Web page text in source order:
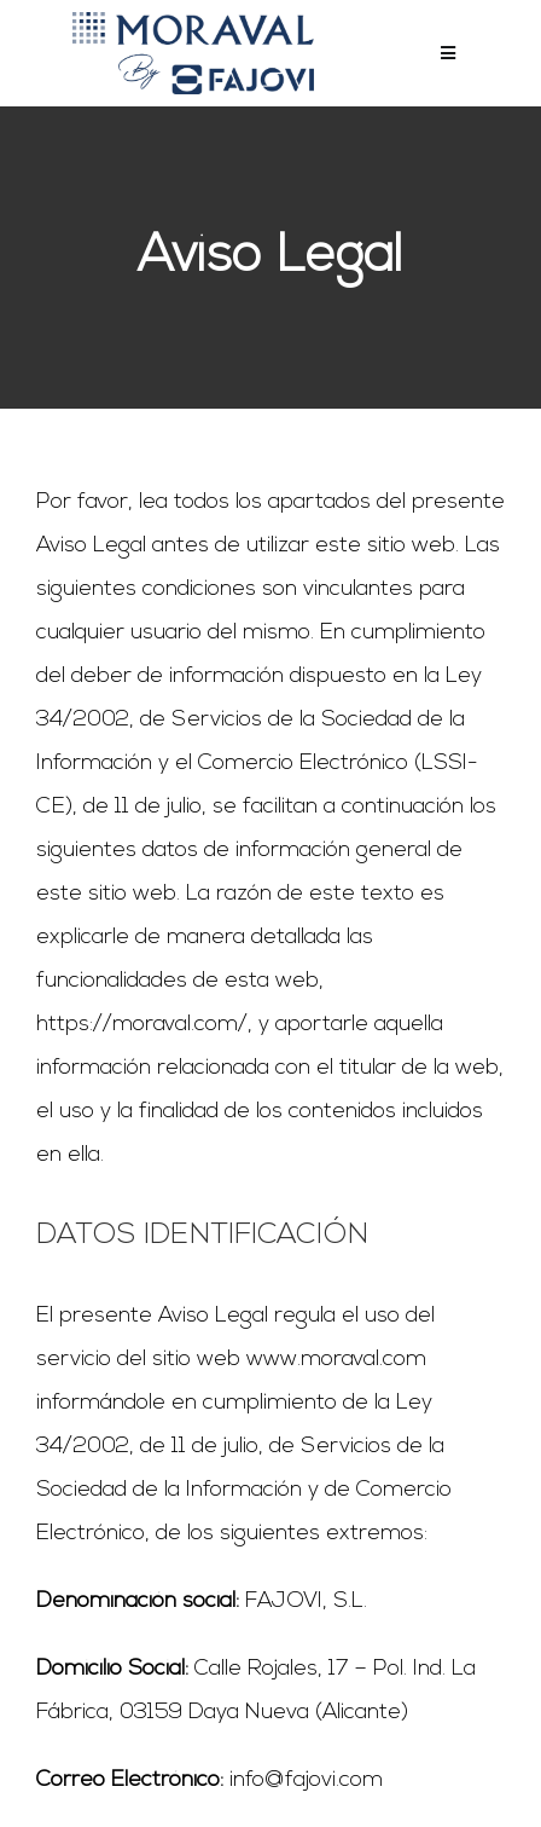
contenido
Toggle
Aviso Legal
Por favor, lea todos los apartados del presente
Aviso Legal antes de utilizar este sitio web. Las
siguientes condiciones son vinculantes para
cualquier usuario del mismo. En cumplimiento
del deber de información dispuesto en la Ley
34/2002, de Servicios de la Sociedad de la
Información y el Comercio Electrónico (LSSI-
CE), de 11 de julio, se facilitan a continuación los
siguientes datos de información general de
este sitio web. La razón de este texto es
explicarle de manera detallada las
funcionalidades de esta web,
https://moraval.com/, y aportarle aquella
información relacionada con el titular de la web,
el uso y la finalidad de los contenidos incluidos
en ella.
DATOS IDENTIFICACIÓN
El presente Aviso Legal regula el uso del
servicio del sitio web www.moraval.com
informándole en cumplimiento de la Ley
34/2002, de 11 de julio, de Servicios de la
Sociedad de la Información y de Comercio
Electrónico, de los siguientes extremos:
Denominación social: FAJOVI, S.L.
Domicilio Social: Calle Rojales, 17 – Pol. Ind. La
Fábrica, 03159 Daya Nueva (Alicante)
Correo Electrónico: info@fajovi.com